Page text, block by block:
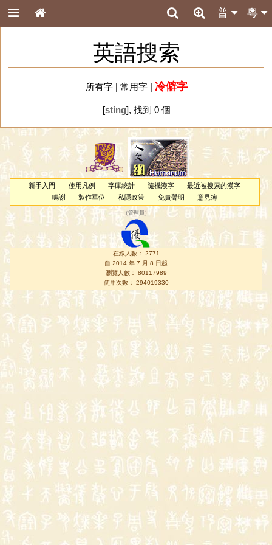
粵
普
英語搜索
所有字| 常用字| 冷僻字
[sting], 找到 0 個
新手入門 使用凡例 字庫統計 隨機漢字
最近被搜索的漢字
鳴謝
製作單位 私隱政策 免責聲明 意見簿
（管理員 ）
在線人數： 2771
自 2014 年 7 月 8 日起
瀏覽人數： 80117989
使用次數： 294019330